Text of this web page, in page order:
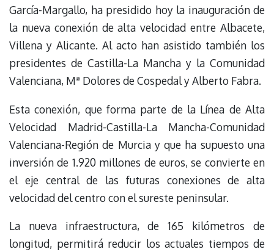
García-Margallo, ha presidido hoy la inauguración de
la nueva conexión de alta velocidad entre Albacete,
Villena y Alicante. Al acto han asistido también los
presidentes de Castilla-La Mancha y la Comunidad
Valenciana, Mª Dolores de Cospedal y Alberto Fabra.
Esta conexión, que forma parte de la Línea de Alta
Velocidad Madrid-Castilla-La Mancha-Comunidad
Valenciana-Región de Murcia y que ha supuesto una
inversión de 1.920 millones de euros, se convierte en
el eje central de las futuras conexiones de alta
velocidad del centro con el sureste peninsular.
La nueva infraestructura, de 165 kilómetros de
longitud, permitirá reducir los actuales tiempos de